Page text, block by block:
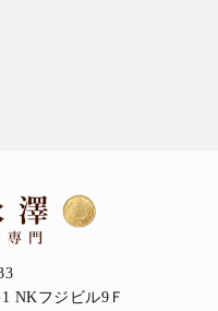
NKフジビル9Ｆ